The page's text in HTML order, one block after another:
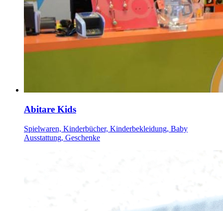
Abitare Kids
Spielwaren, Kinderbücher, Kinderbekleidung, Baby
Ausstattung, Geschenke